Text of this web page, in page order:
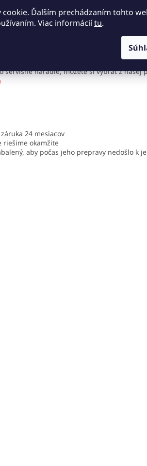
Ďalším prechádzaním tohto
Viac informáciítu.
dielu by mal robiť kvalifikovaný
neodbornou manipuláciou
servisné náradie, môžete si vybrať z našej
24 mesiacov
riešime okamžite
aby počas jeho prepravy nedošlo k